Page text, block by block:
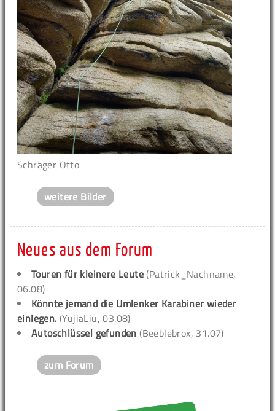
Schräger Otto
weitere Bilder
Neues aus dem Forum
Touren für kleinere Leute (Patrick_Nachname,
06.08)
Könnte jemand die Umlenker Karabiner wieder
einlegen. (YujiaLiu, 03.08)
Autoschlüssel gefunden (Beeblebrox, 31.07)
zum Forum